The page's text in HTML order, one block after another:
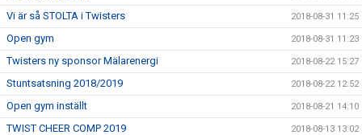
Vi är så STOLTA i Twisters 2018-08-31 11:25
Open gym 2018-08-31 11:23
Twisters ny sponsor Mälarenergi 2018-08-22 15:27
Stuntsatsning 2018/2019 2018-08-22 12:52
Open gym inställt 2018-08-21 14:10
TWIST CHEER COMP 2019 2018-08-13 13:02